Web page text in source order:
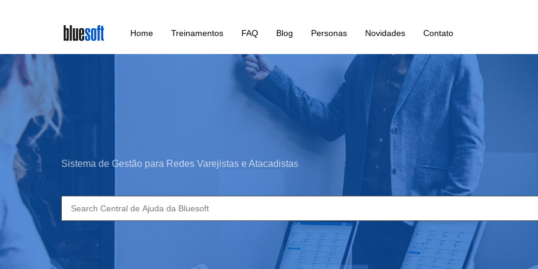
main
content
Home Treinamentos FAQ Blog Personas Novidades Contato
Sistema de Gestão para Redes Varejistas e Atacadistas
Search
for: